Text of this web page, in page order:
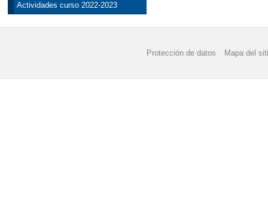
Actividades curso 2022-2023
Protección de datos Mapa del